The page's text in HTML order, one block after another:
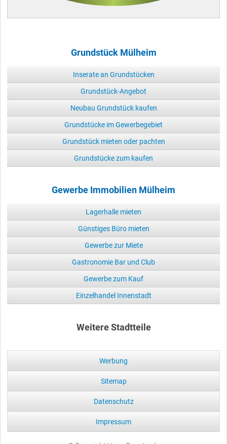
Grundstück Mülheim
Inserate an Grundstücken
Grundstück-Angebot
Neubau Grundstück kaufen
Grundstücke im Gewerbegebiet
Grundstück mieten oder pachten
Grundstücke zum kaufen
Gewerbe Immobilien Mülheim
Lagerhalle mieten
Günstiges Büro mieten
Gewerbe zur Miete
Gastronomie Bar und Club
Gewerbe zum Kauf
Einzelhandel Innenstadt
Weitere Stadtteile
Werbung
Sitemap
Datenschutz
Impressum